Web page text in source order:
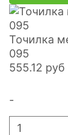
Точилка
095
555.12 руб
-